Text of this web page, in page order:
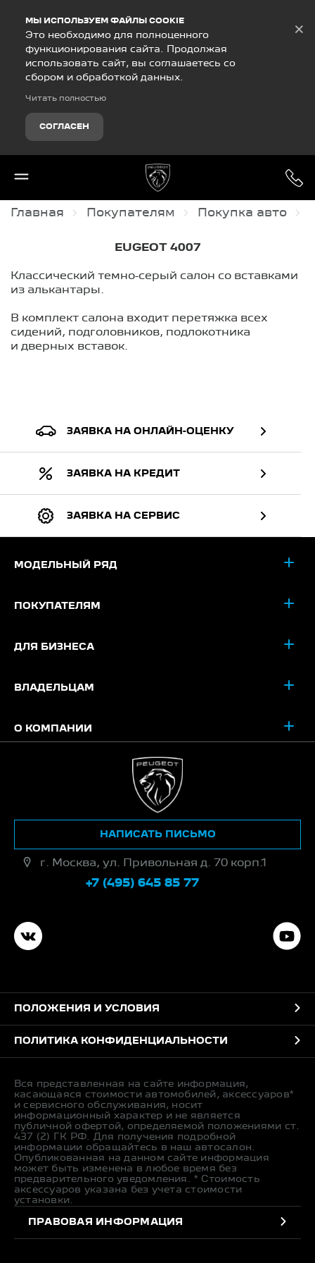
МЫ ИСПОЛЬЗУЕМ ФАЙЛЫ COOKIE
Это необходимо для полноценного
функционирования сайта. Продолжая
использовать сайт, вы соглашаетесь со
сбором и обработкой данных.
Читать полностью
СОГЛАСЕН
×
Главная Покупателям Покупка авто
EUGEOT 4007
Классический темно-серый салон со вставками
из алькантары.
В комплект салона входит перетяжка всех
сидений, подголовников, подлокотника
и дверных вставок.
ЗАЯВКА НА ОНЛАЙН-ОЦЕНКУ
ЗАЯВКА НА КРЕДИТ
ЗАЯВКА НА СЕРВИС
МОДЕЛЬНЫЙ РЯД
ПОКУПАТЕЛЯМ
ДЛЯ БИЗНЕСА
ВЛАДЕЛЬЦАМ
О КОМПАНИИ
г. Москва, ул. Привольная д. 70 корп.1
+7 (495) 645 85 77
НАПИСАТЬ ПИСЬМО
ПОЛОЖЕНИЯ И УСЛОВИЯ
ПОЛИТИКА КОНФИДЕНЦИАЛЬНОСТИ
Вся представленная на сайте информация,
касающаяся стоимости автомобилей, аксессуаров*
и сервисного обслуживания, носит
информационный характер и не является
публичной офертой, определяемой положениями ст.
437 (2) ГК РФ. Для получения подробной
информации обращайтесь в наш автосалон.
Опубликованная на данном сайте информация
может быть изменена в любое время без
предварительного уведомления. * Стоимость
аксессуаров указана без учета стоимости
установки.
ПРАВОВАЯ ИНФОРМАЦИЯ